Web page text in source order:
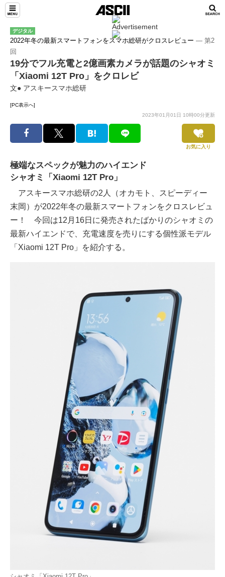
デジタル
2022年冬の最新スマートフォンをスマホ総研がクロスレビュー ― 第2
回
19分でフル充電と2億画素カメラが話題のシャオミ
「Xiaomi 12T Pro」をクロレビ
文● アスキースマホ総研
[PC表示へ]
2023年01月01日 10時00分更新
お気に入り
極端なスペックが魅力のハイエンド
シャオミ「Xiaomi 12T Pro」
アスキースマホ総研の2人（オカモト、スピーディー
末岡）が2022年冬の最新スマートフォンをクロスレビュ
ー！ 今回は12月16日に発売されたばかりのシャオミの
最新ハイエンドで、充電速度を売りにする個性派モデル
「Xiaomi 12T Pro」を紹介する。